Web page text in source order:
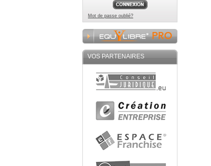
Mot de passe oublié?
VOS PARTENAIRES